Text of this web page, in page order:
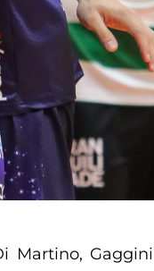
Gaggini